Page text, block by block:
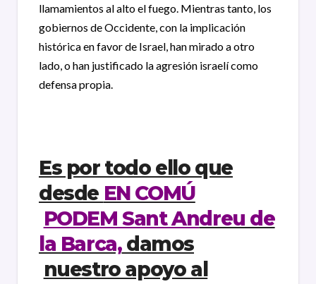
llamamientos al alto el fuego. Mientras tanto, los
gobiernos de Occidente, con la implicación
histórica en favor de Israel, han mirado a otro
lado, o han justificado la agresión israelí como
defensa propia.
Es por todo ello que
desde EN COMÚ
PODEM Sant Andreu de
la Barca,damos
nuestro apoyo al